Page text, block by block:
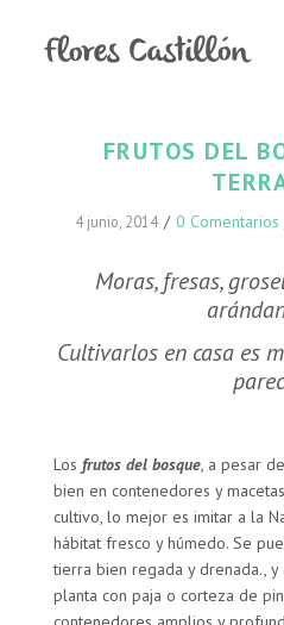
FRUTOS DEL
4 junio, 2014 / 0 Comentarios
Moras, fresas,
Cultivarlos en casa es
Los frutos del bosque, a pesar
bien en contenedores y
cultivo, lo mejor es imitar a la
hábitat fresco y húmedo. Se
tierra bien regada y drenada.,
planta con paja o corteza de